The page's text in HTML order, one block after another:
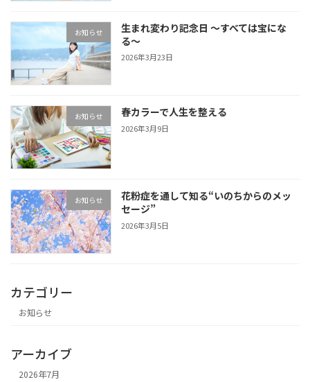
お知らせ
生まれ変わり記念日 〜すべては宝にな
る〜
2026年3月23日
お知らせ 春カラーで人生を整える
2026年3月9日
お知らせ
花粉症を通して知る“いのちからのメッ
セージ”
2026年3月5日
カテゴリー
お知らせ
アーカイブ
2026年7月